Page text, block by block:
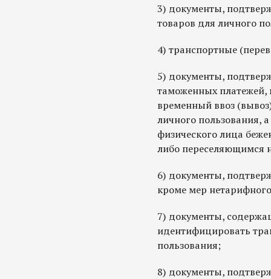
3) документы,
товаров для личного
4) транспортные
5) документы,
таможенных
временный ввоз
личного пользования,
физического лица
либо переселяющимся
6) документы,
кроме мер
7) документы,
идентифицировать
пользования;
8) документы,